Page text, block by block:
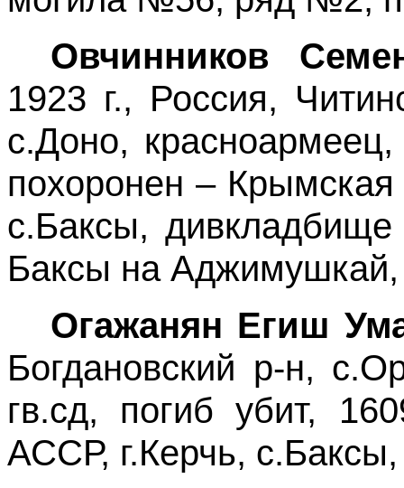
Овчинников
1923 г., Россия,
с.Доно,
похоронен –
с.Баксы,
Баксы на
Огажанян Егиш
Богдановский р-н,
гв.сд, погиб убит,
АССР, г.Керчь,